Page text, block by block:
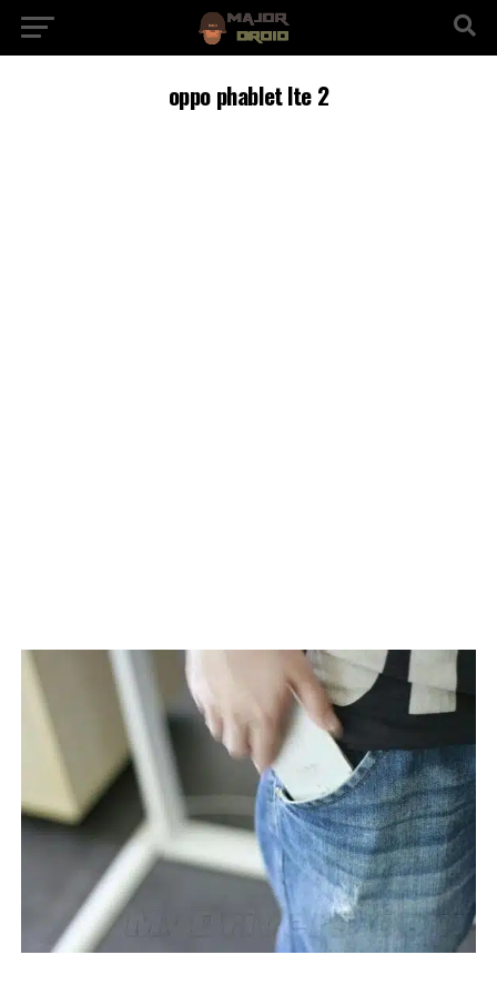
oppo phablet lte 2